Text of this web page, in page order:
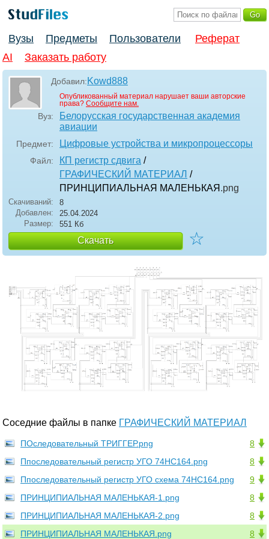
Вузы Предметы Пользователи
Реферат
AI
Заказать работу
Добавил:Kowd888
Опубликованный материал нарушает ваши авторские
права? Сообщите нам.
Вуз:
Белорусская государственная академия
авиации
Предмет: Цифровые устройства и микропроцессоры
Файл: КП регистр сдвига /
ГРАФИЧЕСКИЙ МАТЕРИАЛ /
ПРИНЦИПИАЛЬНАЯ МАЛЕНЬКАЯ .png
Скачиваний:
8
Добавлен:
25.04.2024
Размер:
551 Кб
Скачать ☆
Соседние файлы в папке ГРАФИЧЕСКИЙ МАТЕРИАЛ
8
ПОследовательный ТРИГГЕР.png
8
Ппоследовательный регистр УГО 74HC164.png
9
Ппоследовательный регистр УГО схема 74HC164.png
8
ПРИНЦИПИАЛЬНАЯ МАЛЕНЬКАЯ-1.png
8
ПРИНЦИПИАЛЬНАЯ МАЛЕНЬКАЯ-2.png
8
ПРИНЦИПИАЛЬНАЯ МАЛЕНЬКАЯ.png